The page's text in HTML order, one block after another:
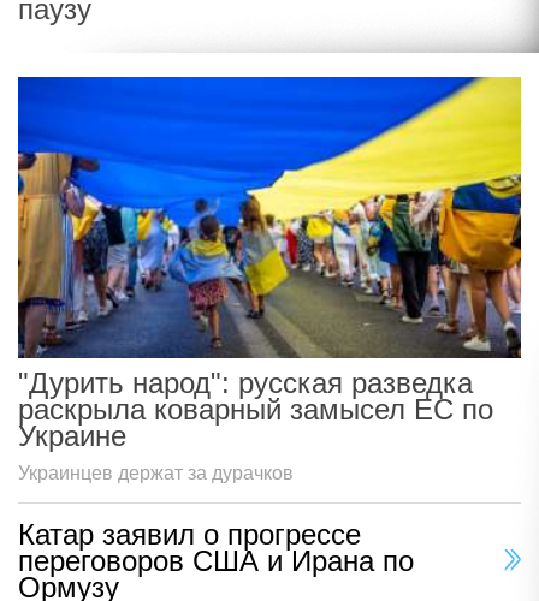
паузу
"Дурить народ": русская разведка
раскрыла коварный замысел ЕС по
Украине
Украинцев держат за дурачков
Катар заявил о прогрессе
переговоров США и Ирана по
Ормузу